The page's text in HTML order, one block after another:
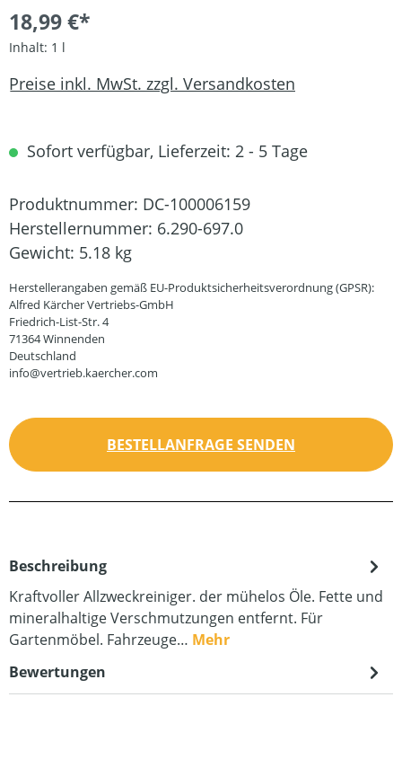
18,99 €*
Inhalt: 1 l
Preise inkl. MwSt. zzgl. Versandkosten
Sofort verfügbar, Lieferzeit: 2 - 5 Tage
Produktnummer: DC-100006159
Herstellernummer: 6.290-697.0
Gewicht: 5.18 kg
Herstellerangaben gemäß EU-Produktsicherheitsverordnung (GPSR):
Alfred Kärcher Vertriebs-GmbH
Friedrich-List-Str. 4
71364 Winnenden
Deutschland
info@vertrieb.kaercher.com
BESTELLANFRAGE SENDEN
Beschreibung
Kraftvoller Allzweckreiniger. der mühelos Öle. Fette und
mineralhaltige Verschmutzungen entfernt. Für
Gartenmöbel. Fahrzeuge… Mehr
Bewertungen